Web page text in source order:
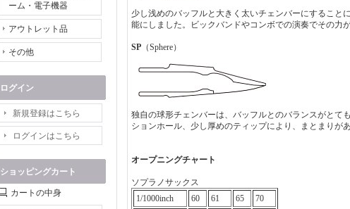
ーム・電子機器
アウトレット品
その他
ログイン
新規登録はこちら
ログインはこちら
ショッピングカート
カートの中身
少し浅めのバッフルと大きく太いチェンバーにすること
能にしました。ビックバンドやコンボでの演奏でその力
SP （Sphere）
独自の球形チェンバーは、バッフルとのバランスがとて
ションホール、少し厚めのティップにより、まとまりが
オープニングチャート
ソプラノサックス
1/1000inch
60 61 65
70